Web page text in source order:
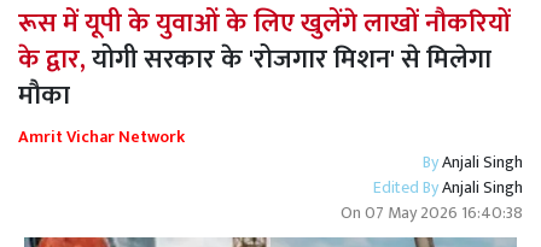
रूस में यूपी के युवाओं के लिए खुलेंगे लाखों नौकरियों
के द्वार,योगी सरकार के 'रोजगार मिशन' से मिलेगा
मौका
Amrit Vichar Network
ByAnjali Singh
Edited ByAnjali Singh
On07 May 2026 16:40:38